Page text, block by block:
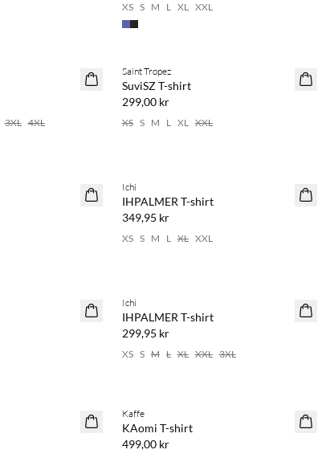
XS S M L XL XXL
3XL 4XL
NYHET
Saint Tropez
SuviSZ T-shirt
299,00 kr
XS S M L XL XXL
NYHET
Ichi
IHPALMER T-shirt
349,95 kr
XS S M L XL XXL
NYHET
Ichi
IHPALMER T-shirt
299,95 kr
XS S M L XL XXL 3XL
NYHET
Kaffe
KAomi T-shirt
499,00 kr